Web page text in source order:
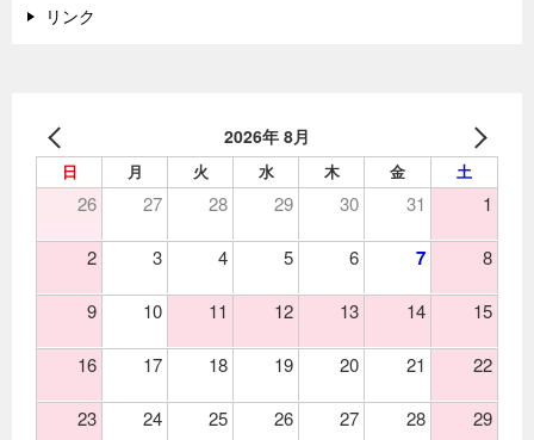
リンク
2026年 8月
日 月 火 水 木 金 土
26 27 28 29 30 31 1
2 3 4 5 6 7 8
9 10 11 12 13 14 15
16 17 18 19 20 21 22
23 24 25 26 27 28 29